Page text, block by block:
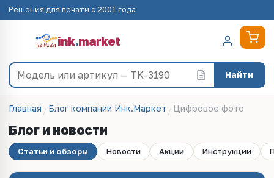
Решения для печати с 2001 года
ink.market
Найти
Главная Блог компании Инк.Маркет Цифровое фото
Блог и новости
Статьи и обзоры Новости Акции Инструкции